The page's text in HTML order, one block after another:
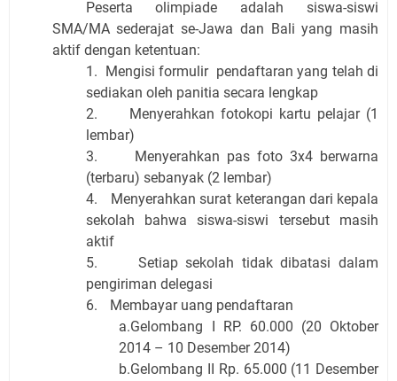
Peserta olimpiade
adalah siswa-siswi
SMA/MA sederajat se-Jawa dan Bali yang masih
aktif dengan ketentuan:
1. Mengisi formulir pendaftaranyang telah di
sediakan oleh panitia secara lengkap
2.
Menyerahkan fotokopi kartu pelajar (1
lembar)
3.
Menyerahkan pas foto 3x4 berwarna
(terbaru) sebanyak (2lembar)
4.
Menyerahkan surat keterangan dari kepala
sekolah bahwa siswa-siswi tersebut masih
aktif
5.
Setiap sekolah tidak dibatasi dalam
pengiriman delegasi
6.
Membayar uang pendaftaran
a.Gelombang I RP. 60.000 (20 Oktober
2014 – 10 Desember 2014)
b.Gelombang II Rp. 65.000 (11 Desember